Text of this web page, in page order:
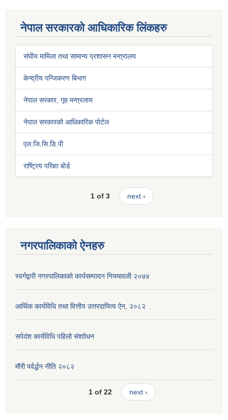
नेपाल सरकारको आधिकारिक लिंकहरु
संघीय मामिला तथा सामान्य प्रशासन मन्त्रालय
केन्द्रीय पन्जिकरण बिभाग
नेपाल सरकार, गृह मन्त्रलाय
नेपाल सरकारको आधिकारिक पोर्टल
एल.जि.सि.डि.पी
राष्ट्रिय परिक्षा बोर्ड
1 of 3 next ›
नगरपालिकाको ऐनहरु
स्वर्गद्वारी नगरपालिकाको कार्यसम्पादन नियमावली २०७४
आर्थिक कार्यविधि तथा वित्तीय उत्तरदायित्व ऐन, २०८२
सर्पदंश कार्यविधि पहिलो संशाोधन
मौरी पर्वर्द्धन नीति २०८२
1 of 22 next ›